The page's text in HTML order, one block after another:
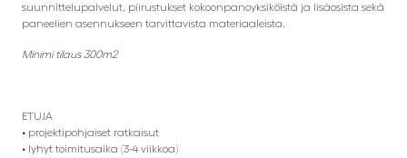
suunnittelupalvelut, piirustukset kokoonpanoyksiköistä ja lisäosista sekä
paneelien asennukseen tarvittavista materiaaleista.
Minimi tilaus 300m2
ETUJA
• projektipohjaiset ratkaisut
• lyhyt toimitusaika (3-4 viikkoa)